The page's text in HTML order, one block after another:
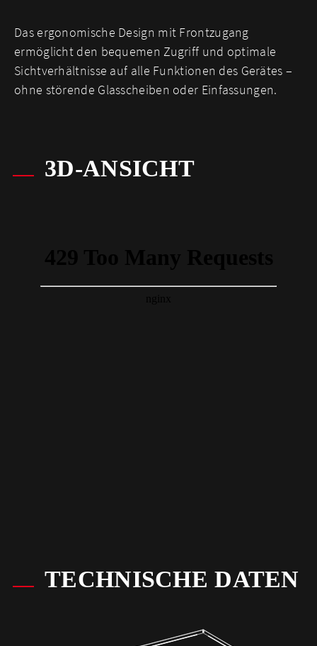
Das ergonomische Design mit Frontzugang
ermöglicht den bequemen Zugriff und optimale
Sichtverhältnisse auf alle Funktionen des Gerätes –
ohne störende Glasscheiben oder Einfassungen.
3D-ANSICHT
TECHNISCHE DATEN